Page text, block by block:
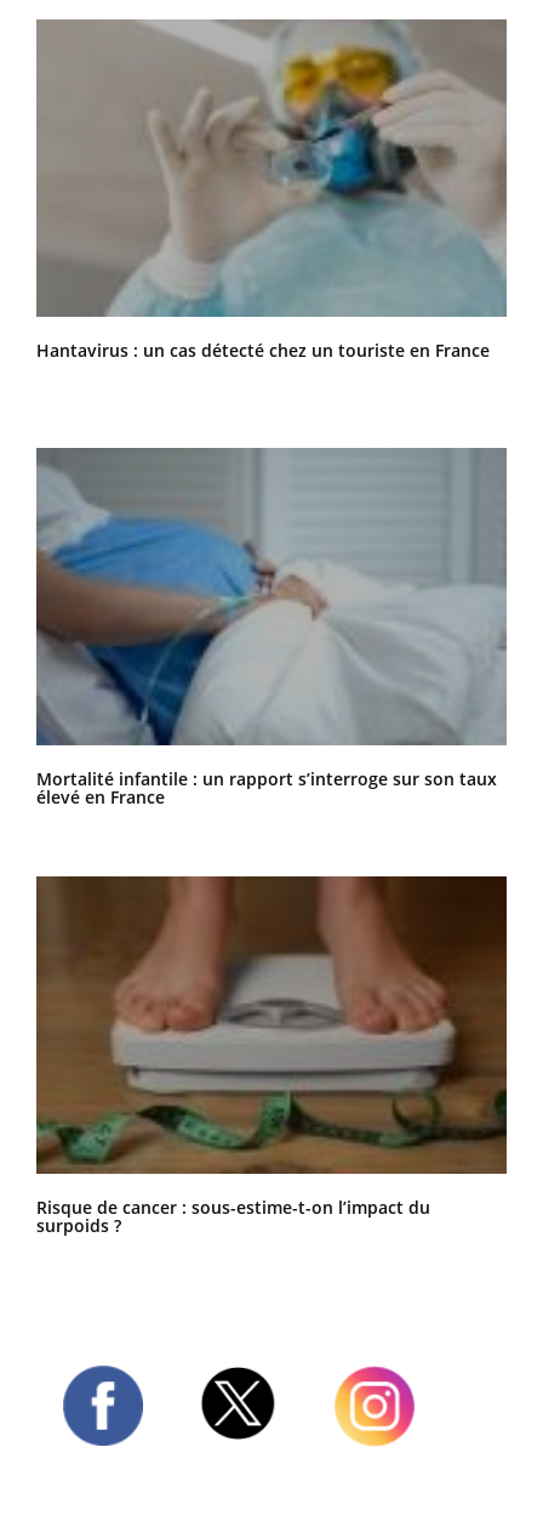
Hantavirus : un cas détecté chez un touriste en France
Mortalité infantile : un rapport s’interroge sur son taux
élevé en France
Risque de cancer : sous-estime-t-on l’impact du
surpoids ?